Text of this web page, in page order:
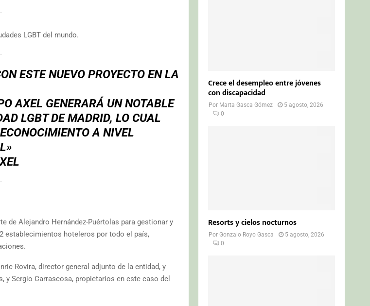
LGBT del mundo.
ESTE NUEVO PROYECTO EN LA
AXEL GENERARÁ UN NOTABLE
LGBT DE MADRID, LO CUAL
A NIVEL
de Alejandro Hernández-Puértolas para gestionar y
establecimientos hoteleros por todo el país,
Rovira, director general adjunto de la entidad, y
Sergio Carrascosa, propietarios en este caso del
Crece el desempleo entre jóvenes
con discapacidad
Por Marta Gasca Gómez
5 agosto, 2026
0
Resorts y cielos nocturnos
PorGonzalo Royo Gasca
5 agosto, 2026
0